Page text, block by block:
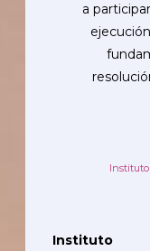
a
Instituto
Instituto